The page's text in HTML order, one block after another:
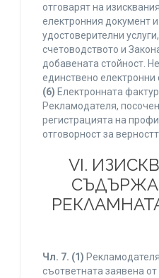
отговарят на
електронния документ
удостоверителни
счетоводството и
добавената стойност.
единствено електронни
(6) Електронната
Рекламодателя,
регистрацията на
отговорност за
VI.
Чл. 7. (1)
съответната заявена